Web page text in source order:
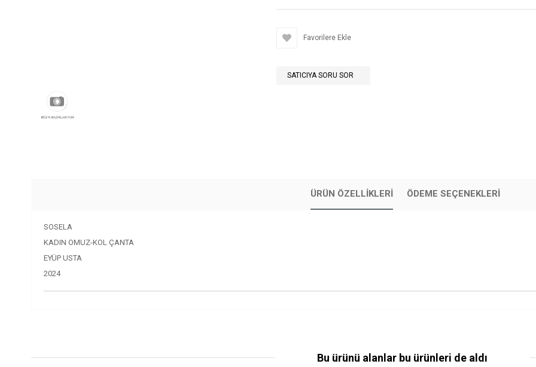
Favorilere Ekle
SATICIYA SORU SOR
ÜRÜN ÖZELLIKLERI ÖDEME SEÇENEKLERI
SOSELA
KADIN OMUZ-KOL ÇANTA
EYÜP USTA
2024
Bu ürünü alanlar bu ürünleri de aldı